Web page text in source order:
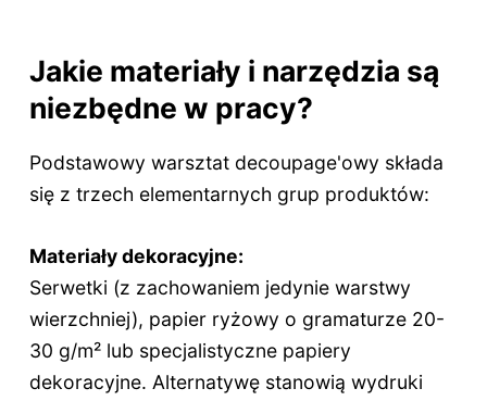
Jakie materiały i narzędzia są
niezbędne w pracy?
Podstawowy warsztat decoupage'owy składa
się z trzech elementarnych grup produktów:
Materiały dekoracyjne:
Serwetki (z zachowaniem jedynie warstwy
wierzchniej), papier ryżowy o gramaturze 20-
30 g/m² lub specjalistyczne papiery
dekoracyjne. Alternatywę stanowią wydruki